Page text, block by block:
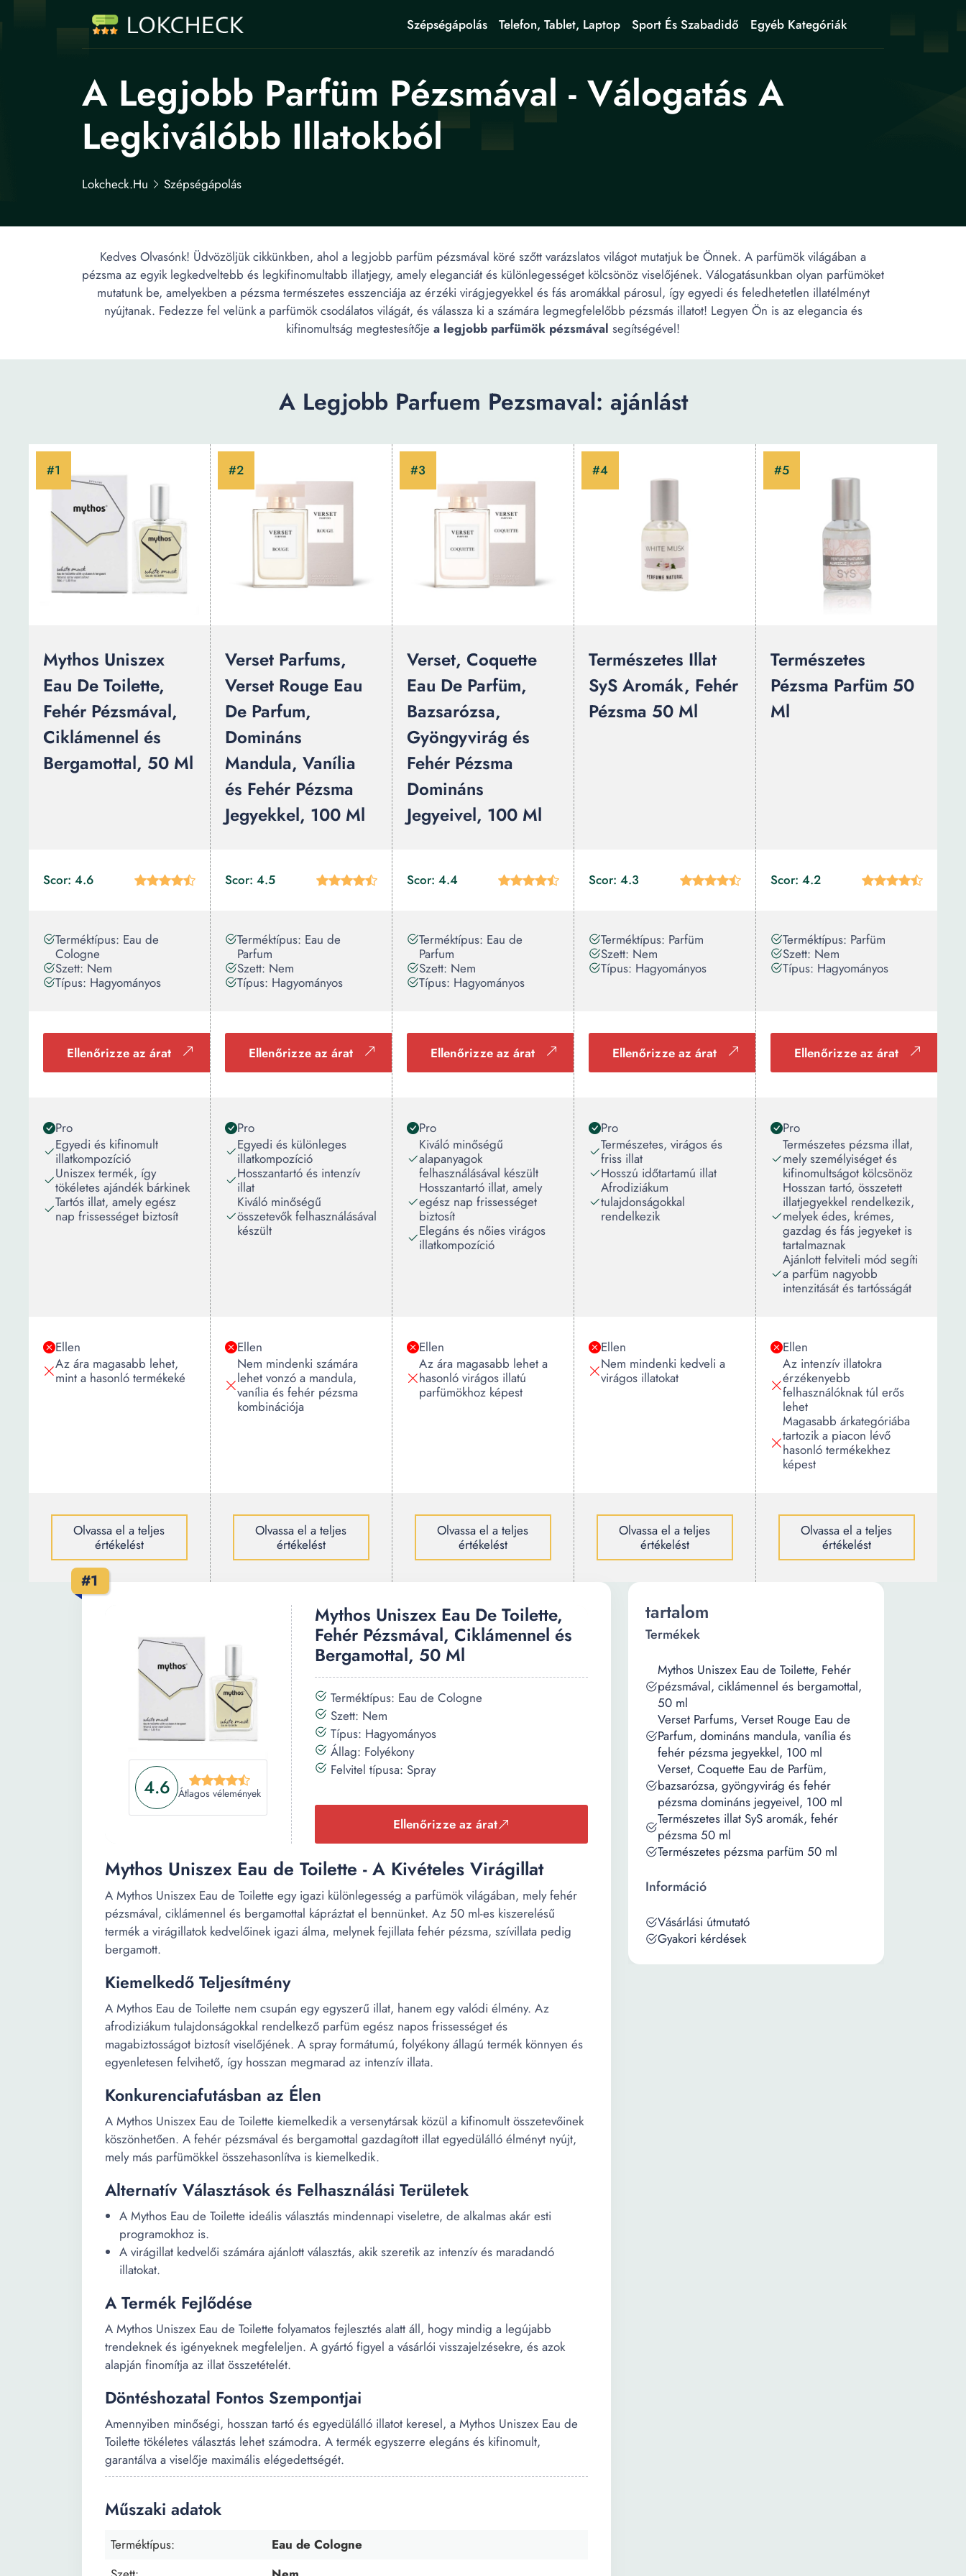
Szépségápolás Telefon, Tablet, Laptop Sport És Szabadidő Egyéb Kategóriák
A Legjobb Parfüm Pézsmával - Válogatás A
Legkiválóbb Illatokból
Lokcheck.hu Szépségápolás
Kedves Olvasónk! Üdvözöljük cikkünkben, ahol a legjobb parfüm pézsmával köré szőtt varázslatos világot mutatjuk be Önnek. A parfümök világában a
pézsma az egyik legkedveltebb és legkifinomultabb illatjegy, amely eleganciát és különlegességet kölcsönöz viselőjének. Válogatásunkban olyan parfümöket
mutatunk be, amelyekben a pézsma természetes esszenciája az érzéki virágjegyekkel és fás aromákkal párosul, így egyedi és feledhetetlen illatélményt
nyújtanak. Fedezze fel velünk a parfümök csodálatos világát, és válassza ki a számára legmegfelelőbb pézsmás illatot! Legyen Ön is az elegancia és
kifinomultság megtestesítője a legjobb parfümök pézsmával segítségével!
A Legjobb Parfuem Pezsmaval: ajánlást
Mythos Uniszex
Eau De Toilette,
Fehér Pézsmával,
Ciklámennel és
Bergamottal, 50 Ml
Scor: 4.6
Terméktípus: Eau de
Cologne
Szett: Nem
Típus: Hagyományos
Ellenőrizze az árat
Pro
Egyedi és kifinomult
illatkompozíció
Uniszex termék, így
tökéletes ajándék bárkinek
Tartós illat, amely egész
nap frissességet biztosít
Ellen
Az ára magasabb lehet,
mint a hasonló termékeké
Olvassa el a teljes
értékelést
Verset Parfums,
Verset Rouge Eau
De Parfum,
Domináns
Mandula, Vanília
és Fehér Pézsma
Jegyekkel, 100 Ml
Scor: 4.5
Terméktípus: Eau de
Parfum
Szett: Nem
Típus: Hagyományos
Ellenőrizze az árat
Pro
Egyedi és különleges
illatkompozíció
Hosszantartó és intenzív
illat
Kiváló minőségű
összetevők felhasználásával
készült
Ellen
Nem mindenki számára
lehet vonzó a mandula,
vanília és fehér pézsma
kombinációja
Olvassa el a teljes
értékelést
Verset, Coquette
Eau De Parfüm,
Bazsarózsa,
Gyöngyvirág és
Fehér Pézsma
Domináns
Jegyeivel, 100 Ml
Scor: 4.4
Terméktípus: Eau de
Parfum
Szett: Nem
Típus: Hagyományos
Ellenőrizze az árat
Pro
Kiváló minőségű
alapanyagok
felhasználásával készült
Hosszantartó illat, amely
egész nap frissességet
biztosít
Elegáns és nőies virágos
illatkompozíció
Ellen
Az ára magasabb lehet a
hasonló virágos illatú
parfümökhoz képest
Olvassa el a teljes
értékelést
Természetes Illat
SyS Aromák, Fehér
Pézsma 50 Ml
Scor: 4.3
Terméktípus: Parfüm
Szett: Nem
Típus: Hagyományos
Ellenőrizze az árat
Pro
Természetes, virágos és
friss illat
Hosszú időtartamú illat
Afrodiziákum
tulajdonságokkal
rendelkezik
Ellen
Nem mindenki kedveli a
virágos illatokat
Olvassa el a teljes
értékelést
Természetes
Pézsma Parfüm 50
Ml
Scor: 4.2
Terméktípus: Parfüm
Szett: Nem
Típus: Hagyományos
Ellenőrizze az árat
Pro
Természetes pézsma illat,
mely személyiséget és
kifinomultságot kölcsönöz
Hosszan tartó, összetett
illatjegyekkel rendelkezik,
melyek édes, krémes,
gazdag és fás jegyeket is
tartalmaznak
Ajánlott felviteli mód segíti
a parfüm nagyobb
intenzitását és tartósságát
Ellen
Az intenzív illatokra
érzékenyebb
felhasználóknak túl erős
lehet
Magasabb árkategóriába
tartozik a piacon lévő
hasonló termékekhez
képest
Olvassa el a teljes
értékelést
#1
4.6 Átlagos vélemények
Mythos Uniszex Eau De Toilette,
Fehér Pézsmával, Ciklámennel és
Bergamottal, 50 Ml
Terméktípus: Eau de Cologne
Szett: Nem
Típus: Hagyományos
Állag: Folyékony
Felvitel típusa: Spray
Ellenőrizze az árat
Mythos Uniszex Eau de Toilette - A Kivételes Virágillat
A Mythos Uniszex Eau de Toilette egy igazi különlegesség a parfümök világában, mely fehér
pézsmával, ciklámennel és bergamottal kápráztat el bennünket. Az 50 ml-es kiszerelésű
termék a virágillatok kedvelőinek igazi álma, melynek fejillata fehér pézsma, szívillata pedig
bergamott.
Kiemelkedő Teljesítmény
A Mythos Eau de Toilette nem csupán egy egyszerű illat, hanem egy valódi élmény. Az
afrodiziákum tulajdonságokkal rendelkező parfüm egész napos frissességet és
magabiztosságot biztosít viselőjének. A spray formátumú, folyékony állagú termék könnyen és
egyenletesen felvihető, így hosszan megmarad az intenzív illata.
Konkurenciafutásban az Élen
A Mythos Uniszex Eau de Toilette kiemelkedik a versenytársak közül a kifinomult összetevőinek
köszönhetően. A fehér pézsmával és bergamottal gazdagított illat egyedülálló élményt nyújt,
mely más parfümökkel összehasonlítva is kiemelkedik.
Alternatív Választások és Felhasználási Területek
A Mythos Eau de Toilette ideális választás mindennapi viseletre, de alkalmas akár esti
programokhoz is.
A virágillat kedvelői számára ajánlott választás, akik szeretik az intenzív és maradandó
illatokat.
A Termék Fejlődése
A Mythos Uniszex Eau de Toilette folyamatos fejlesztés alatt áll, hogy mindig a legújabb
trendeknek és igényeknek megfeleljen. A gyártó figyel a vásárlói visszajelzésekre, és azok
alapján finomítja az illat összetételét.
Döntéshozatal Fontos Szempontjai
Amennyiben minőségi, hosszan tartó és egyedülálló illatot keresel, a Mythos Uniszex Eau de
Toilette tökéletes választás lehet számodra. A termék egyszerre elegáns és kifinomult,
garantálva a viselője maximális elégedettségét.
Műszaki adatok
Terméktípus:
Eau de Cologne
tartalom
Termékek
Mythos Uniszex Eau de Toilette, Fehér
pézsmával, ciklámennel és bergamottal,
50 ml
Verset Parfums, Verset Rouge Eau de
Parfum, domináns mandula, vanília és
fehér pézsma jegyekkel, 100 ml
Verset, Coquette Eau de Parfüm,
bazsarózsa, gyöngyvirág és fehér
pézsma domináns jegyeivel, 100 ml
Természetes illat SyS aromák, fehér
pézsma 50 ml
Természetes pézsma parfüm 50 ml
Információ
Vásárlási útmutató
Gyakori kérdések